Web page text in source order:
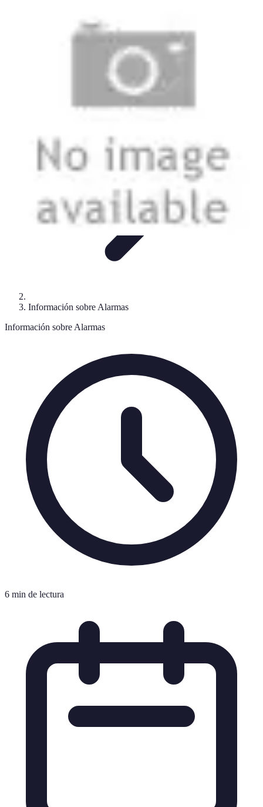
Consejos y Mantenimiento
Guía de CompraGuías de Compra
Información sobre Alarmas
Información sobre Alarmas
6 min de lectura